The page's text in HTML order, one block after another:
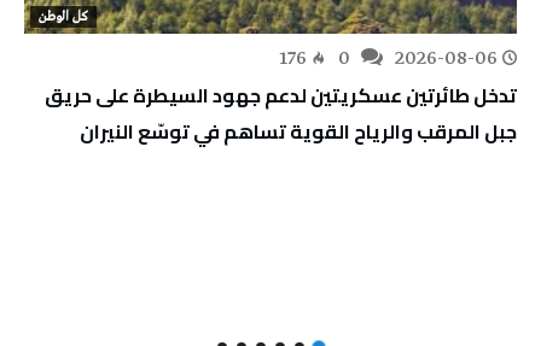
كل الوطن
2026-08-06
176
تدخل طائرتين عسكريتين لدعم جهود السيطرة على حريق
جبل المرقب والرياح القوية تساهم في توسّع النيران